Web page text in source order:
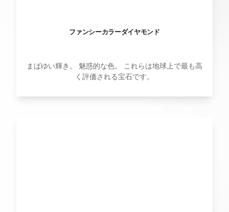
ファンシーカラーダイヤモンド
まばゆい輝き。 魅惑的な色。 これらは地球上で最も高
く評価される宝石です。